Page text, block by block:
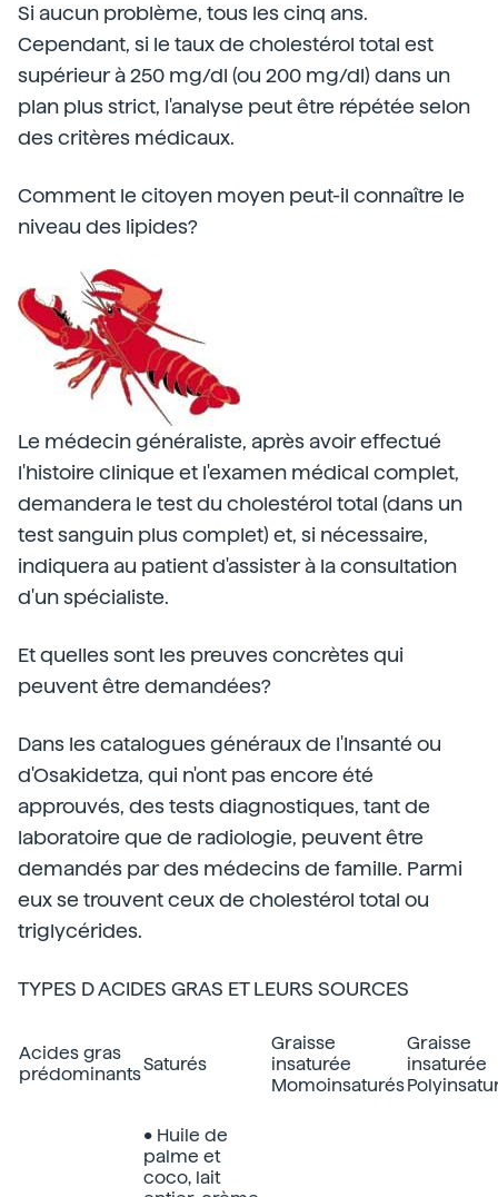
Si aucun problème, tous les cinq ans.
Cependant, si le taux de cholestérol total est
supérieur à 250 mg/dl (ou 200 mg/dl) dans un
plan plus strict, l'analyse peut être répétée selon
des critères médicaux.
Comment le citoyen moyen peut-il connaître le
niveau des lipides?
Le médecin généraliste, après avoir effectué
l'histoire clinique et l'examen médical complet,
demandera le test du cholestérol total (dans un
test sanguin plus complet) et, si nécessaire,
indiquera au patient d'assister à la consultation
d'un spécialiste.
Et quelles sont les preuves concrètes qui
peuvent être demandées?
Dans les catalogues généraux de l'Insanté ou
d'Osakidetza, qui n'ont pas encore été
approuvés, des tests diagnostiques, tant de
laboratoire que de radiologie, peuvent être
demandés par des médecins de famille. Parmi
eux se trouvent ceux de cholestérol total ou
triglycérides.
TYPES D ACIDES GRAS ET LEURS SOURCES
Acides gras
prédominantsSaturés
Graisse
insaturée
Momoinsaturés
Graisse
insaturée
• Huile de
palme et
coco, lait